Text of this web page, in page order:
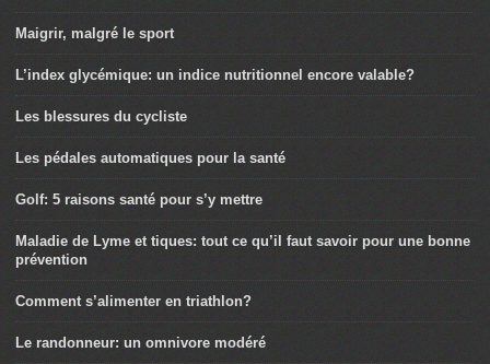
Maigrir, malgré le sport
L’index glycémique: un indice nutritionnel encore valable?
Les blessures du cycliste
Les pédales automatiques pour la santé
Golf: 5 raisons santé pour s’y mettre
Maladie de Lyme et tiques: tout ce qu’il faut savoir pour une bonne
prévention
Comment s’alimenter en triathlon?
Le randonneur: un omnivore modéré